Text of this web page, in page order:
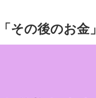
その後のお金」